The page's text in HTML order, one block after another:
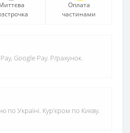
Оплата
частинами
Google Pay. Р/рахунок.
Україні. Кур'єром по Києву.